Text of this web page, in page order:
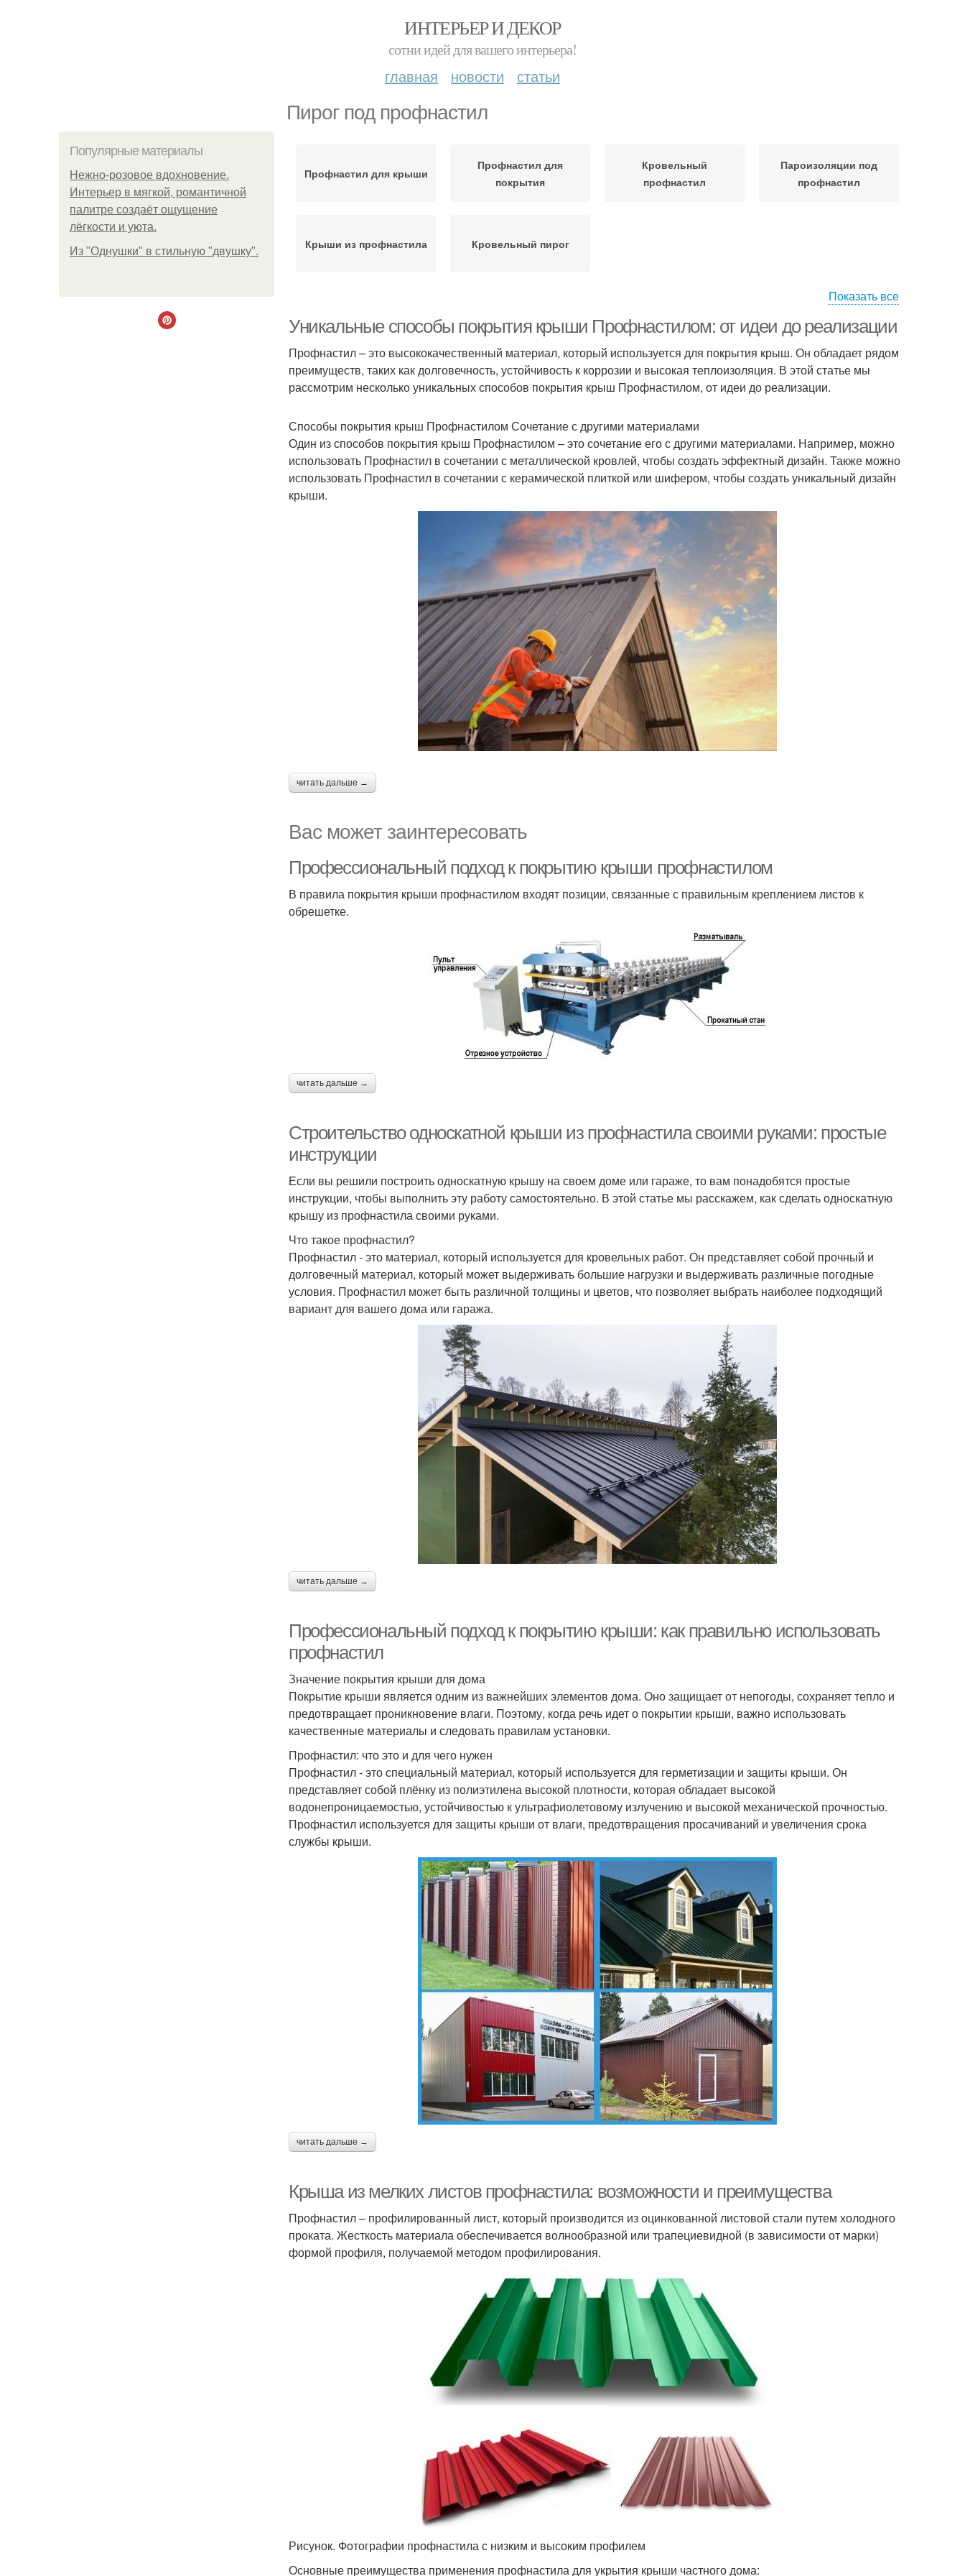
ИНТЕРЬЕР И ДЕКОР
сотни идей для вашего интерьера!
главная новости статьи
Пирог под профнастил
Популярные материалы
Нежно-розовое вдохновение.
Интерьер в мягкой, романтичной
палитре создаёт ощущение
лёгкости и уюта.
Из "Однушки" в стильную "двушку".
Профнастил для крыши
Профнастил для
покрытия
Кровельный
профнастил
Пароизоляции под
профнастил
Крыши из профнастила Кровельный пирог
Показать все
Уникальные способы покрытия крыши Профнастилом: от идеи до реализации
Профнастил – это высококачественный материал, который используется для покрытия крыш. Он обладает рядом
преимуществ, таких как долговечность, устойчивость к коррозии и высокая теплоизоляция. В этой статье мы
рассмотрим несколько уникальных способов покрытия крыш Профнастилом, от идеи до реализации.
Способы покрытия крыш Профнастилом Сочетание с другими материалами
Один из способов покрытия крыш Профнастилом – это сочетание его с другими материалами. Например, можно
использовать Профнастил в сочетании с металлической кровлей, чтобы создать эффектный дизайн. Также можно
использовать Профнастил в сочетании с керамической плиткой или шифером, чтобы создать уникальный дизайн
крыши.
читать дальше →
Вас может заинтересовать
Профессиональный подход к покрытию крыши профнастилом
В правила покрытия крыши профнастилом входят позиции, связанные с правильным креплением листов к
обрешетке.
читать дальше →
Строительство односкатной крыши из профнастила своими руками: простые
инструкции
Если вы решили построить односкатную крышу на своем доме или гараже, то вам понадобятся простые
инструкции, чтобы выполнить эту работу самостоятельно. В этой статье мы расскажем, как сделать односкатную
крышу из профнастила своими руками.
Что такое профнастил?
Профнастил - это материал, который используется для кровельных работ. Он представляет собой прочный и
долговечный материал, который может выдерживать большие нагрузки и выдерживать различные погодные
условия. Профнастил может быть различной толщины и цветов, что позволяет выбрать наиболее подходящий
вариант для вашего дома или гаража.
читать дальше →
Профессиональный подход к покрытию крыши: как правильно использовать
профнастил
Значение покрытия крыши для дома
Покрытие крыши является одним из важнейших элементов дома. Оно защищает от непогоды, сохраняет тепло и
предотвращает проникновение влаги. Поэтому, когда речь идет о покрытии крыши, важно использовать
качественные материалы и следовать правилам установки.
Профнастил: что это и для чего нужен
Профнастил - это специальный материал, который используется для герметизации и защиты крыши. Он
представляет собой плёнку из полиэтилена высокой плотности, которая обладает высокой
водонепроницаемостью, устойчивостью к ультрафиолетовому излучению и высокой механической прочностью.
Профнастил используется для защиты крыши от влаги, предотвращения просачиваний и увеличения срока
службы крыши.
читать дальше →
Крыша из мелких листов профнастила: возможности и преимущества
Профнастил – профилированный лист, который производится из оцинкованной листовой стали путем холодного
проката. Жесткость материала обеспечивается волнообразной или трапециевидной (в зависимости от марки)
формой профиля, получаемой методом профилирования.
Рисунок. Фотографии профнастила с низким и высоким профилем
Основные преимущества применения профнастила для укрытия крыши частного дома: